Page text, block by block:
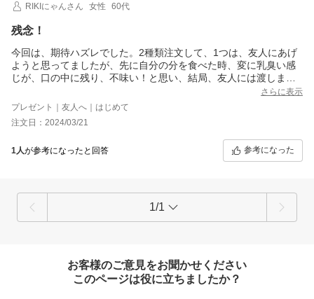
RIKIにゃんさん
女性 60代
残念！
今回は、期待ハズレでした。2種類注文して、1つは、友人にあげ
ようと思ってましたが、先に自分の分を食べた時、変に乳臭い感
じが、口の中に残り、不味い！と思い、結局、友人には渡しませ
んでした。残念な事に、バターサンドなのに、バターの味がしま
せんでした。
さらに表示
プレゼント｜友人へ｜はじめて
注文日：2024/03/21
1人が参考になったと回答 参考になった
1/1
お客様のご意見をお聞かせください
このページは役に立ちましたか？